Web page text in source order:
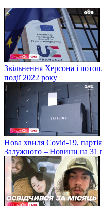
Звільнення Херсона і
події 2022 року
Нова хвиля Covid-19,
Залужного – Новини на 31